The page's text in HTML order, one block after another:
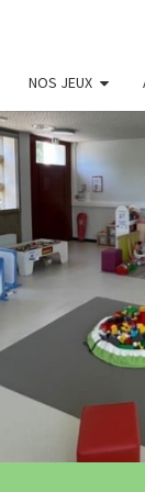
NOS JEUX
LE